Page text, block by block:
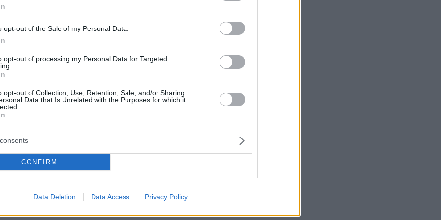
opt-out of the Sale of my Personal Data.
opt-out of processing my Personal Data for Targeted
opt-out of Collection, Use, Retention, Sale, and/or Sharing
Data that Is Unrelated with the Purposes for which it
CONFIRM
Data Deletion Data Access Privacy Policy
έλεγχος μπορεί να αποτρέψει σοβαρά
Βαν Ντερ Μπικ,
της σειράς Dawson’s
με καρκίνο του
και λαμβάνει υποστήριξη από την οικογένειά του
4 εκατ. παραπεμπτικά έχουν